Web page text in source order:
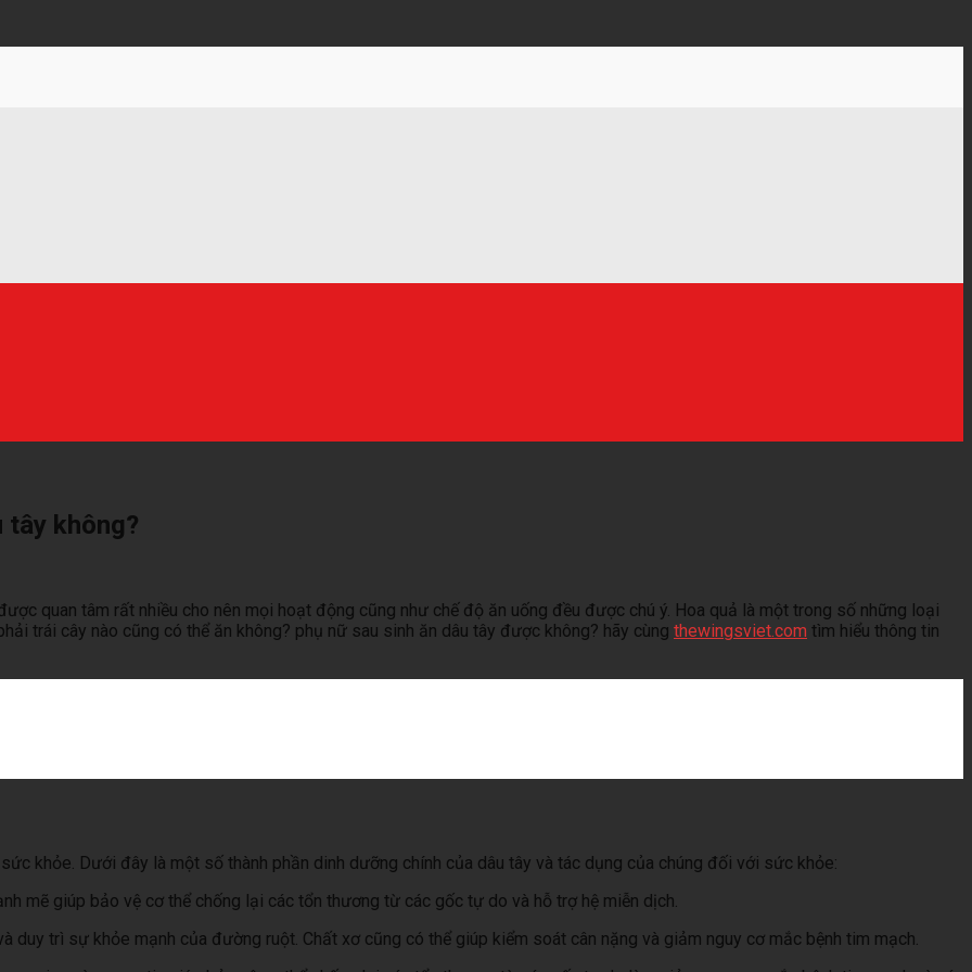
tây không?
quan tâm rất nhiều cho nên mọi hoạt động cũng như chế độ ăn uống đều được chú ý. Hoa quả là một trong số những loại
trái cây nào cũng có thể ăn không? phụ nữ sau sinh ăn dâu tây được không? hãy cùng thewingsviet.com tìm hiểu thông tin
khỏe. Dưới đây là một số thành phần dinh dưỡng chính của dâu tây và tác dụng của chúng đối với sức khỏe:
mẽ giúp bảo vệ cơ thể chống lại các tổn thương từ các gốc tự do và hỗ trợ hệ miễn dịch.
duy trì sự khỏe mạnh của đường ruột. Chất xơ cũng có thể giúp kiểm soát cân nặng và giảm nguy cơ mắc bệnh tim mạch.